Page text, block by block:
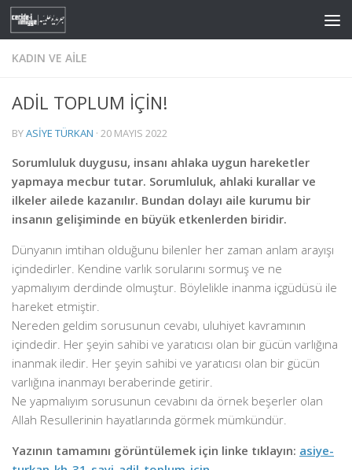
Skip to content
KADIN VE AILE
ADİL TOPLUM İÇİN!
BYASIYE TÜRKAN · 20 MAYIS 2022
Sorumluluk duygusu, insanı ahlaka uygun hareketler
yapmaya mecbur tutar. Sorumluluk, ahlaki kurallar ve
ilkeler ailede kazanılır. Bundan dolayı aile kurumu bir
insanın gelişiminde en büyük etkenlerden biridir.
Dünyanın imtihan olduğunu bilenler her zaman anlam arayışı
içindedirler. Kendine varlık sorularını sormuş ve ne
yapmalıyım derdinde olmuştur. Böylelikle inanma içgüdüsü ile
hareket etmiştir.
Nereden geldim sorusunun cevabı, uluhiyet kavramının
içindedir. Her şeyin sahibi ve yaratıcısı olan bir gücün varlığına
inanmak iledir. Her şeyin sahibi ve yaratıcısı olan bir gücün
varlığına inanmayı beraberinde getirir.
Ne yapmalıyım sorusunun cevabını da örnek beşerler olan
Allah Resullerinin hayatlarında görmek mümkündür.
Yazının tamamını görüntülemek için linke tıklayın: asiye-